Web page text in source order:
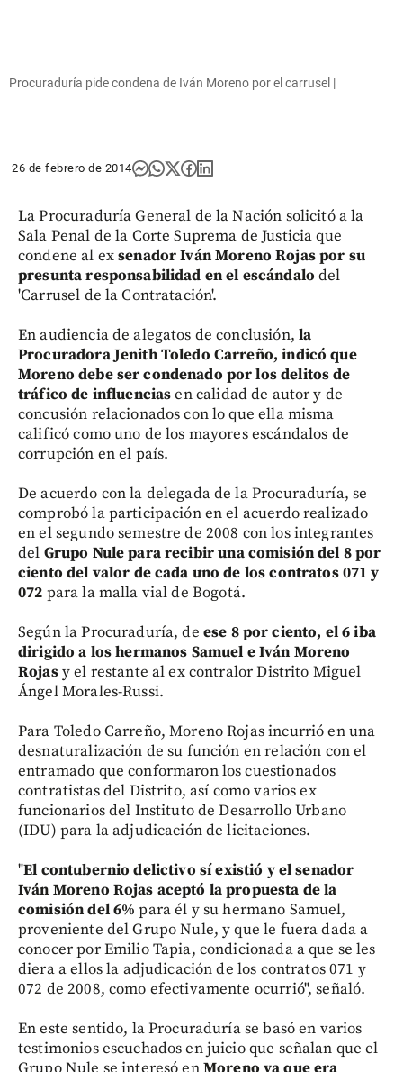
Procuraduría pide condena de Iván Moreno por el carrusel |
26 de febrero de 2014
La Procuraduría General de la Nación solicitó a la
Sala Penal de la Corte Suprema de Justicia que
condene al exsenador Iván Moreno Rojas por su
presunta responsabilidad en el escándalo del
'Carrusel de la Contratación'.
En audiencia de alegatos de conclusión, la
Procuradora Jenith Toledo Carreño, indicó que
Moreno debe ser condenado por los delitos de
tráfico de influenciasen calidad de autor y de
concusión relacionados con lo que ella misma
calificó como uno de los mayores escándalos de
corrupción en el país.
De acuerdo con la delegada de la Procuraduría, se
comprobó la participación en el acuerdo realizado
en el segundo semestre de 2008 con los integrantes
del Grupo Nule para recibir una comisión del 8 por
ciento del valor de cada uno de los contratos 071 y
072 para la malla vial de Bogotá.
Según la Procuraduría, de ese 8 por ciento, el 6 iba
dirigido a los hermanos Samuel e Iván Moreno
Rojasy el restante al ex contralor Distrito Miguel
Ángel Morales-Russi.
Para Toledo Carreño, Moreno Rojas incurrió en una
desnaturalización de su función en relación con el
entramado que conformaron los cuestionados
contratistas del Distrito, así como varios ex
funcionarios del Instituto de Desarrollo Urbano
(IDU) para la adjudicación de licitaciones.
"El contubernio delictivo sí existió y el senador
Iván Moreno Rojas aceptó la propuesta de la
comisión del 6% para él y su hermano Samuel,
proveniente del Grupo Nule, y que le fuera dada a
conocer por Emilio Tapia, condicionada a que se les
diera a ellos la adjudicación de los contratos 071 y
072 de 2008, como efectivamente ocurrió", señaló.
En este sentido, la Procuraduría se basó en varios
testimonios escuchados en juicio que señalan que el
Grupo Nule se interesó enMoreno ya que era